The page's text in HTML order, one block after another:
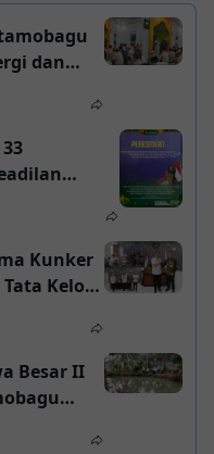
dan
Kunker
Kelola
Besar II